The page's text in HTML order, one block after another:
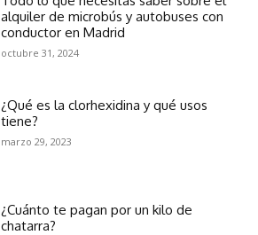
alquiler de microbús y autobuses con
conductor en Madrid
octubre 31, 2024
¿Qué es la clorhexidina y qué usos
tiene?
marzo 29, 2023
¿Cuánto te pagan por un kilo de
chatarra?